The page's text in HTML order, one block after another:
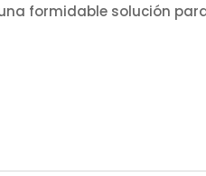
formidable solución